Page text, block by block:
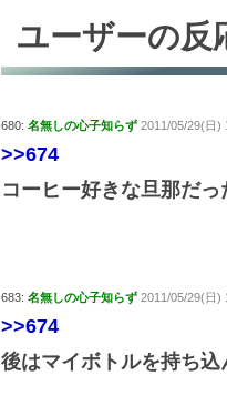
ユーザーの反
680: 名無しの心子知らず 2011/05/29(日)
>>674
コーヒー好きな旦那だっ
683: 名無しの心子知らず 2011/05/29(日)
>>674
後はマイボトルを持ち